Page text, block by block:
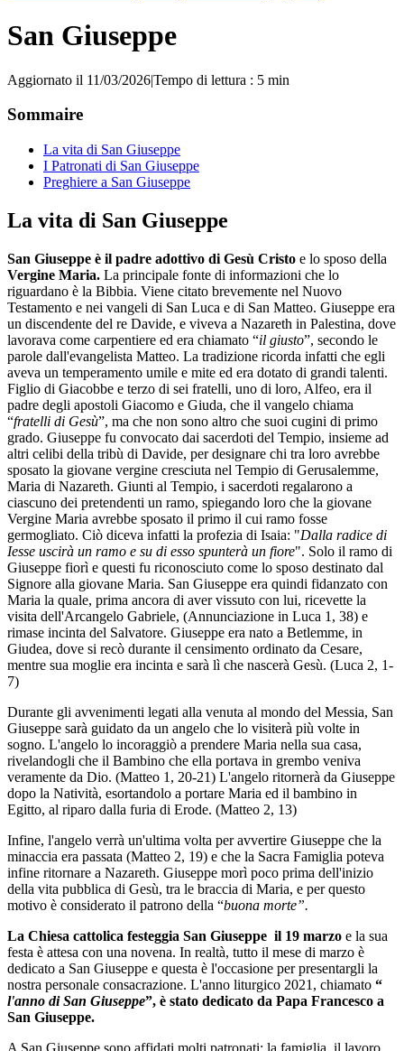
San Giuseppe
Aggiornato il 11/03/2026|Tempo di lettura : 5 min
Sommaire
La vita di San Giuseppe
I Patronati di San Giuseppe
Preghiere a San Giuseppe
La vita di San Giuseppe
San Giuseppe è il padre adottivo di Gesù Cristo e lo sposo della
Vergine Maria. La principale fonte di informazioni che lo
riguardano è la Bibbia. Viene citato brevemente nel Nuovo
Testamento e nei vangeli di San Luca e di San Matteo. Giuseppe era
un discendente del re Davide, e viveva a Nazareth in Palestina, dove
lavorava come carpentiere ed era chiamato “il giusto”, secondo le
parole dall'evangelista Matteo. La tradizione ricorda infatti che egli
aveva un temperamento umile e mite ed era dotato di grandi talenti.
Figlio di Giacobbe e terzo di sei fratelli, uno di loro, Alfeo, era il
padre degli apostoli Giacomo e Giuda, che il vangelo chiama
“fratelli di Gesù”, ma che non sono altro che suoi cugini di primo
grado. Giuseppe fu convocato dai sacerdoti del Tempio, insieme ad
altri celibi della tribù di Davide, per designare chi tra loro avrebbe
sposato la giovane vergine cresciuta nel Tempio di Gerusalemme,
Maria di Nazareth. Giunti al Tempio, i sacerdoti regalarono a
ciascuno dei pretendenti un ramo, spiegando loro che la giovane
Vergine Maria avrebbe sposato il primo il cui ramo fosse
germogliato. Ciò diceva infatti la profezia di Isaia: "Dalla radice di
Iesse uscirà un ramo e su di esso spunterà un fiore". Solo il ramo di
Giuseppe fiorì e questi fu riconosciuto come lo sposo destinato dal
Signore alla giovane Maria. San Giuseppe era quindi fidanzato con
Maria la quale, prima ancora di aver vissuto con lui, ricevette la
visita dell'Arcangelo Gabriele, (Annunciazione in Luca 1, 38) e
rimase incinta del Salvatore. Giuseppe era nato a Betlemme, in
Giudea, dove si recò durante il censimento ordinato da Cesare,
mentre sua moglie era incinta e sarà lì che nascerà Gesù. (Luca 2, 1-
7)
Durante gli avvenimenti legati alla venuta al mondo del Messia, San
Giuseppe sarà guidato da un angelo che lo visiterà più volte in
sogno. L'angelo lo incoraggiò a prendere Maria nella sua casa,
rivelandogli che il Bambino che ella portava in grembo veniva
veramente da Dio. (Matteo 1, 20-21) L'angelo ritornerà da Giuseppe
dopo la Natività, esortandolo a portare Maria ed il bambino in
Egitto, al riparo dalla furia di Erode. (Matteo 2, 13)
Infine, l'angelo verrà un'ultima volta per avvertire Giuseppe che la
minaccia era passata (Matteo 2, 19) e che la Sacra Famiglia poteva
infine ritornare a Nazareth. Giuseppe morì poco prima dell'inizio
della vita pubblica di Gesù, tra le braccia di Maria, e per questo
motivo è considerato il patrono della “buona morte”.
La Chiesa cattolica festeggia San Giuseppe il 19 marzo e la sua
festa è attesa con una novena. In realtà, tutto il mese di marzo è
dedicato a San Giuseppe e questa è l'occasione per presentargli la
nostra personale consacrazione. L'anno liturgico 2021, chiamato “
l'anno di San Giuseppe”, è stato dedicato da Papa Francesco a
San Giuseppe.
A San Giuseppe sono affidati molti patronati: la famiglia, il lavoro,